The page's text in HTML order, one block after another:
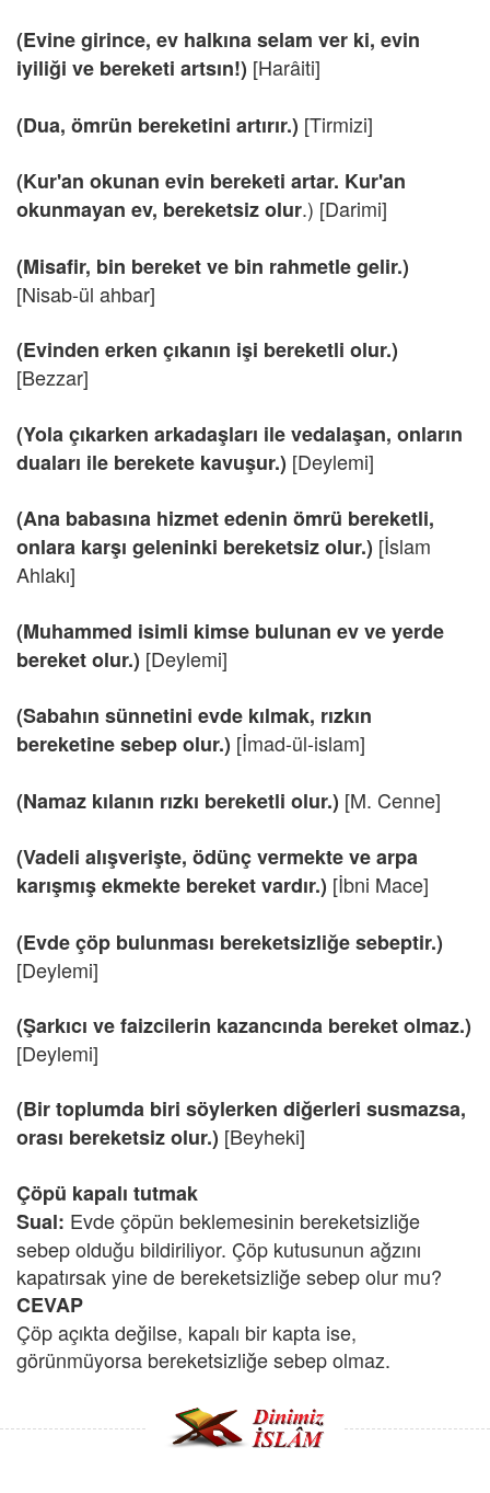
(Evine girince, ev halkına selam ver ki, evin
iyiliği ve bereketi artsın!) [Harâiti]
(Dua, ömrün bereketini artırır.) [Tirmizi]
(Kur'an okunan evin bereketi artar. Kur'an
okunmayan ev, bereketsiz olur.) [Darimi]
(Misafir, bin bereket ve bin rahmetle gelir.)
[Nisab-ül ahbar]
(Evinden erken çıkanın işi bereketli olur.)
[Bezzar]
(Yola çıkarken arkadaşları ile vedalaşan, onların
duaları ile berekete kavuşur.) [Deylemi]
(Ana babasına hizmet edenin ömrü bereketli,
onlara karşı geleninki bereketsiz olur.) [İslam
Ahlakı]
(Muhammed isimli kimse bulunan ev ve yerde
bereket olur.) [Deylemi]
(Sabahın sünnetini evde kılmak, rızkın
bereketine sebep olur.) [İmad-ül-islam]
(Namaz kılanın rızkı bereketli olur.) [M. Cenne]
(Vadeli alışverişte, ödünç vermekte ve arpa
karışmış ekmekte bereket vardır.) [İbni Mace]
(Evde çöp bulunması bereketsizliğe sebeptir.)
[Deylemi]
(Şarkıcı ve faizcilerin kazancında bereket olmaz.)
[Deylemi]
(Bir toplumda biri söylerken diğerleri susmazsa,
orası bereketsiz olur.) [Beyheki]
Çöpü kapalı tutmak
Sual: Evde çöpün beklemesinin bereketsizliğe
sebep olduğu bildiriliyor. Çöp kutusunun ağzını
kapatırsak yine de bereketsizliğe sebep olur mu?
CEVAP
Çöp açıkta değilse, kapalı bir kapta ise,
görünmüyorsa bereketsizliğe sebep olmaz.